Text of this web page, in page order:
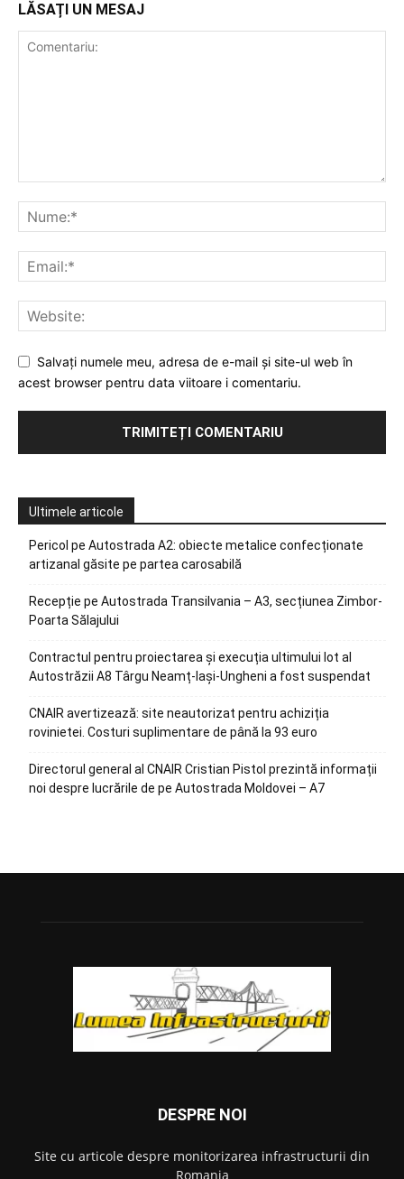
LĂSAȚI UN MESAJ
Salvați numele meu, adresa de e-mail și site-ul web în
acest browser pentru data viitoare i comentariu.
Ultimele articole
Pericol pe Autostrada A2: obiecte metalice confecționate
artizanal găsite pe partea carosabilă
Recepție pe Autostrada Transilvania – A3, secțiunea Zimbor-
Poarta Sălajului
Contractul pentru proiectarea și execuția ultimului lot al
Autostrăzii A8 Târgu Neamț-Iași-Ungheni a fost suspendat
CNAIR avertizează: site neautorizat pentru achiziția
rovinietei. Costuri suplimentare de până la 93 euro
Directorul general al CNAIR Cristian Pistol prezintă informații
noi despre lucrările de pe Autostrada Moldovei – A7
DESPRE NOI
Site cu articole despre monitorizarea infrastructurii din
Romania